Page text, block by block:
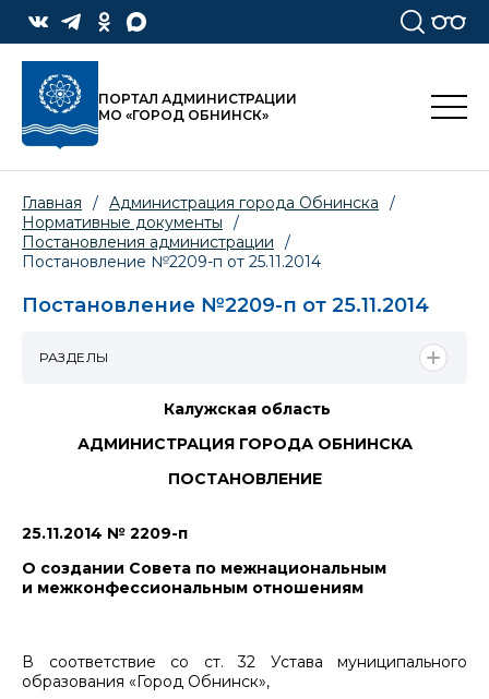
ПОРТАЛ АДМИНИСТРАЦИИ
МО «ГОРОД ОБНИНСК»
Главная / Администрация города Обнинска
/
Нормативные документы
/
Постановления администрации
/
Постановление №2209-п от 25.11.2014
Постановление №2209-п от 25.11.2014
Калужская область
АДМИНИСТРАЦИЯ ГОРОДА ОБНИНСКА
ПОСТАНОВЛЕНИЕ
25.11.2014 № 2209-п
О создании Совета по межнациональным
и межконфессиональным отношениям
В соответствие со ст. 32 Устава муниципального
образования «Город Обнинск»,
РАЗДЕЛЫ